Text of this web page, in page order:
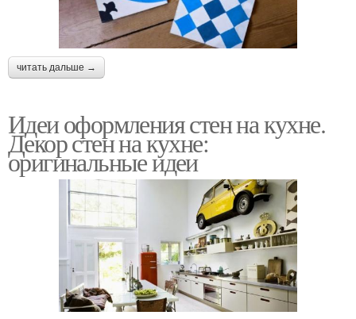
читать дальше →
Идеи оформления стен на кухне.
Декор стен на кухне:
оригинальные идеи